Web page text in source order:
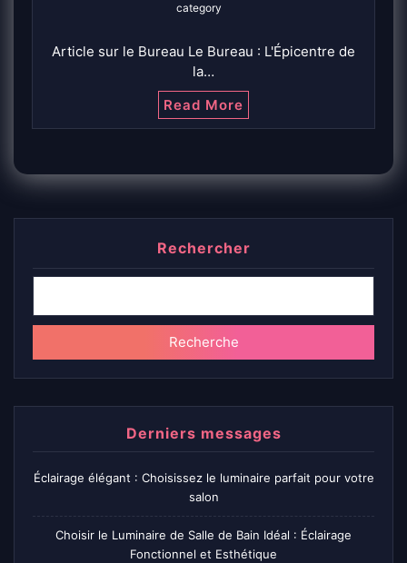
category
Article sur le Bureau Le Bureau : L'Épicentre de
la…
Read More
Rechercher
Recherche
Derniers messages
Éclairage élégant : Choisissez le luminaire parfait pour votre
salon
Choisir le Luminaire de Salle de Bain Idéal : Éclairage
Fonctionnel et Esthétique